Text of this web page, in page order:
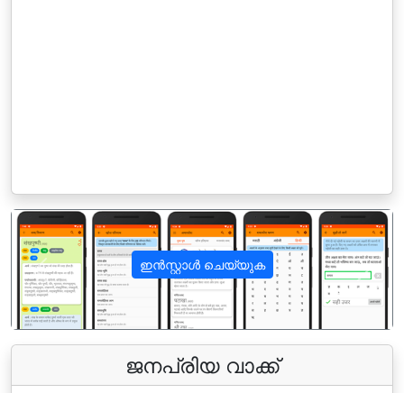
ഇൻസ്റ്റാൾ ചെയ്യുക
पिछला अगला
ജനപ്രിയ വാക്ക്